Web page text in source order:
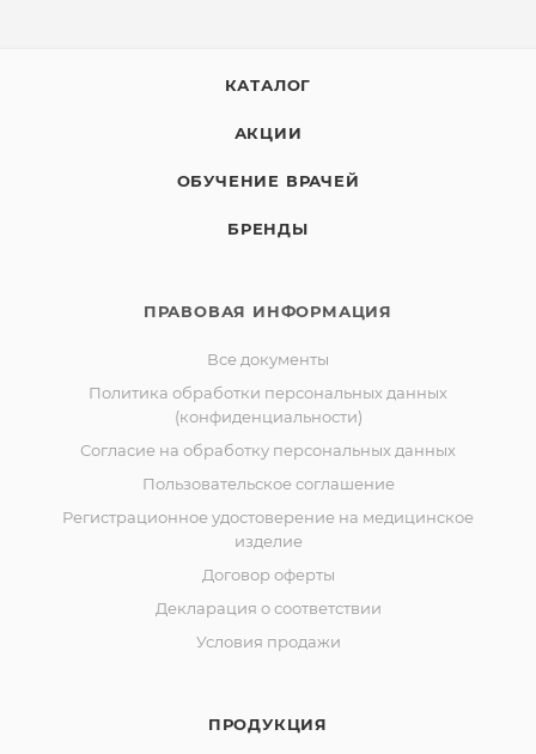
КАТАЛОГ
АКЦИИ
ОБУЧЕНИЕ ВРАЧЕЙ
БРЕНДЫ
ПРАВОВАЯ ИНФОРМАЦИЯ
Все документы
Политика обработки персональных данных
(конфиденциальности)
Согласие на обработку персональных данных
Пользовательское соглашение
Регистрационное удостоверение на медицинское
изделие
Договор оферты
Декларация о соответствии
Условия продажи
ПРОДУКЦИЯ